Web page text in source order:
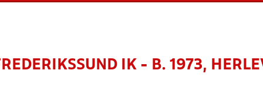
IK - B. 1973,